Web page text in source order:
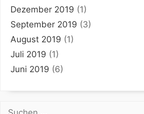
Dezember 2019 (1)
September 2019 (3)
August 2019 (1)
Juli 2019 (1)
Juni 2019 (6)
Suchen